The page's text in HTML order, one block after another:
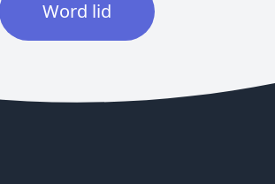
Word lid